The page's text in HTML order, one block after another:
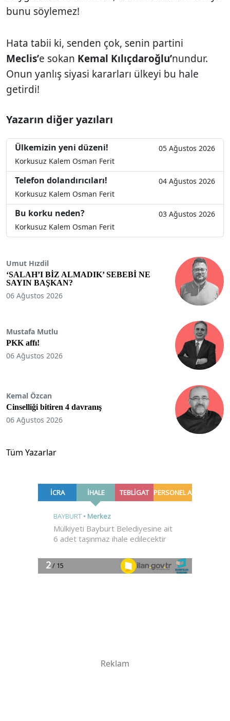
bunu söylemez!
Hata tabii ki, senden çok, senin partini
Meclis’e sokan Kemal Kılıçdaroğlu’nundur.
Onun yanlış siyasi kararları ülkeyi bu hale
getirdi!
Yazarın diğer yazıları
Ülkemizin yeni düzeni!
05 Ağustos 2026
Korkusuz Kalem Osman Ferit
Telefon dolandırıcıları!
04 Ağustos 2026
Korkusuz Kalem Osman Ferit
Bu korku neden?
03 Ağustos 2026
Korkusuz Kalem Osman Ferit
Umut Hızdil
‘SALAH’I BİZ ALMADIK’ SEBEBİ NE
SAYIN BAŞKAN?
06 Ağustos 2026
Mustafa Mutlu
PKK affı!
06 Ağustos 2026
Kemal Özcan
Cinselliği bitiren 4 davranış
06 Ağustos 2026
Tüm Yazarlar